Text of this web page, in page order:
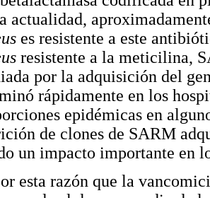
actualidad,
es resistente a este
resistente a la meticilina,
por la adquisición del
rápidamente en los
epidémicas en
de clones de SARM
un impacto importante en
esta razón que la